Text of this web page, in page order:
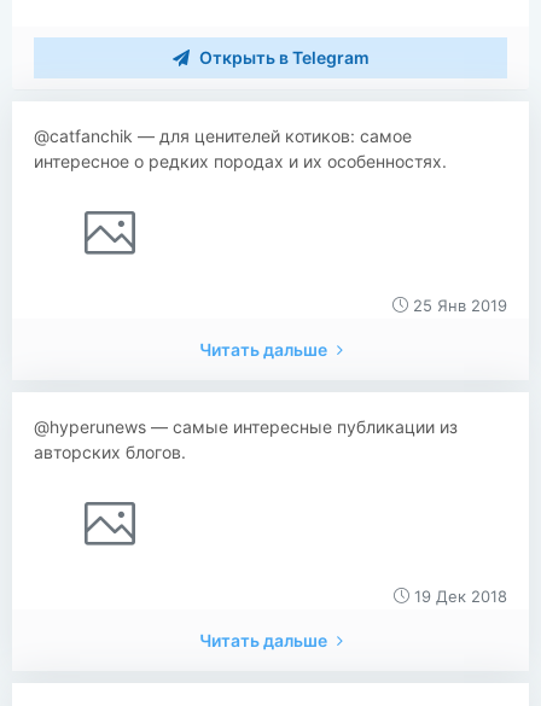
Открыть в Telegram
@catfanchik — для ценителей котиков: самое
интересное о редких породах и их особенностях.
25 Янв 2019
Читать дальше
@hyperunews — самые интересные публикации из
авторских блогов.
19 Дек 2018
Читать дальше